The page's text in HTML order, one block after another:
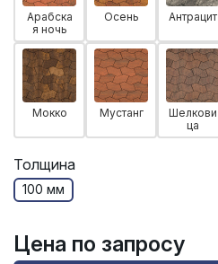
Арабска
я ночь
Осень Антрацит
Мокко Мустанг
Шелкови
ца
Толщина
100 мм
Цена по запросу